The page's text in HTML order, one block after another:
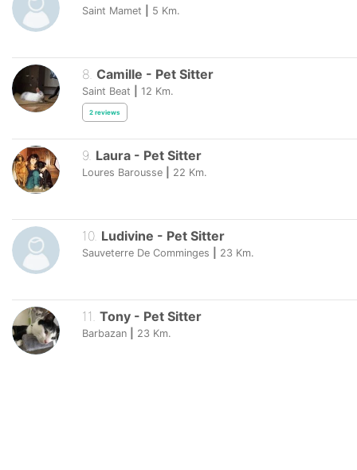
Saint Mamet 5 Km.
8. Camille - Pet Sitter
Saint Beat 12 Km.
2 reviews
9 Laura - Pet Sitter
Loures Barousse 22 Km.
10. Ludivine - Pet Sitter
Sauveterre De Comminges 23 Km.
11 Tony - Pet Sitter
Barbazan 23 Km.